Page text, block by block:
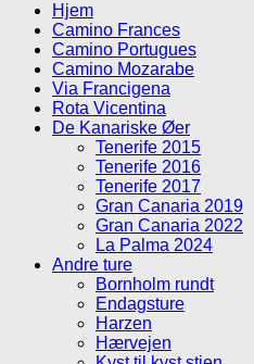
Hjem
Camino Frances
Camino Portugues
Camino Mozarabe
Via Francigena
Rota Vicentina
De Kanariske Øer
Tenerife 2015
Tenerife 2016
Tenerife 2017
Gran Canaria 2019
Gran Canaria 2022
La Palma 2024
Andre ture
Bornholm rundt
Endagsture
Harzen
Hærvejen